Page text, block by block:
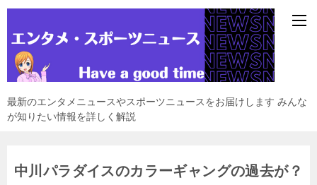
最新のエンタメニュースやスポーツニュースをお届けします みんな
が知りたい情報を詳しく解説
中川パラダイスのカラーギャングの過去が？